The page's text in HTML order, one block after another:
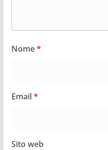
Nome*
Email*
Sito web